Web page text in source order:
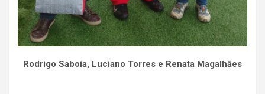
Rodrigo Saboia, Luciano Torres e Renata Magalhães